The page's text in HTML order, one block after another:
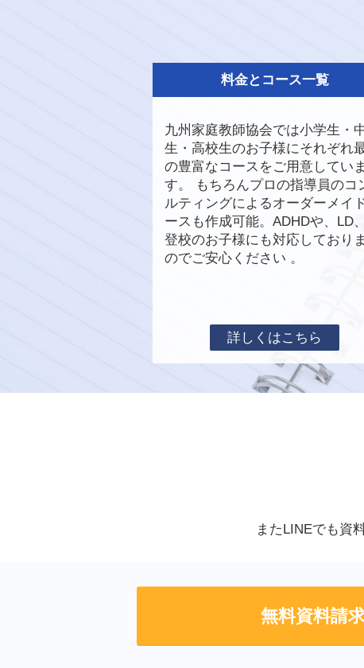
料金とコース一覧
九州家庭教師協会では小学生・
生・高校生のお子様にそれぞれ
の豊富なコースをご用意していま
す。 もちろんプロの指導員のコ
ルティングによるオーダーメイ
ースも作成可能。ADHDや、LD
登校のお子様にも対応しており
のでご安心ください 。
詳しくはこちら
またLINEでも資
無料資料請